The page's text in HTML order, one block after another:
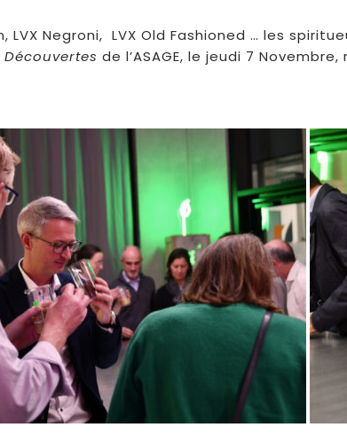
LVX Negroni, LVX Old Fashioned … les
Découvertesde l’ASAGE, le jeudi 7